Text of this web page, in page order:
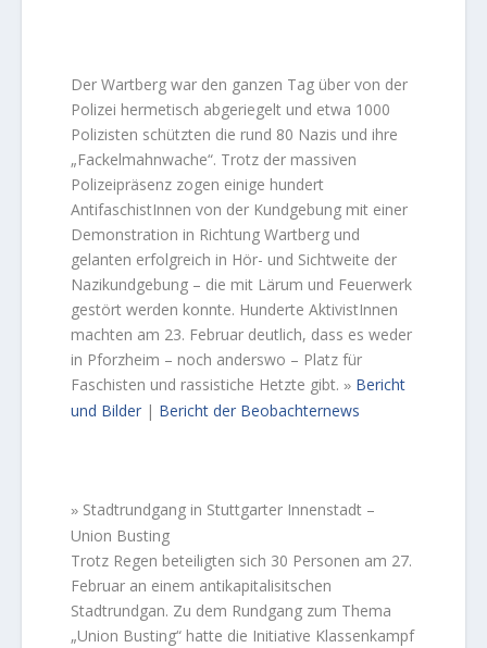
Der Wartberg war den ganzen Tag über von der
Polizei hermetisch abgeriegelt und etwa 1000
Polizisten schützten die rund 80 Nazis und ihre
„Fackelmahnwache“. Trotz der massiven
Polizeipräsenz zogen einige hundert
AntifaschistInnen von der Kundgebung mit einer
Demonstration in Richtung Wartberg und
gelanten erfolgreich in Hör- und Sichtweite der
Nazikundgebung – die mit Lärum und Feuerwerk
gestört werden konnte. Hunderte AktivistInnen
machten am 23. Februar deutlich, dass es weder
in Pforzheim – noch anderswo – Platz für
Faschisten und rassistiche Hetzte gibt.» Bericht
und Bilder | Bericht der Beobachternews
» Stadtrundgang in Stuttgarter Innenstadt –
Union Busting
Trotz Regen beteiligten sich 30 Personen am 27.
Februar an einem antikapitalisitschen
Stadtrundgan. Zu dem Rundgang zum Thema
„Union Busting“ hatte die Initiative Klassenkampf